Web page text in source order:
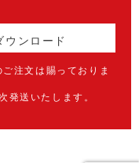
ンロード
注文は賜っておりま
発送いたします。